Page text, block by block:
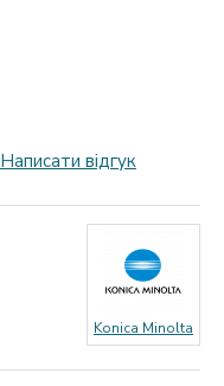
Написати відгук
Konica Minolta